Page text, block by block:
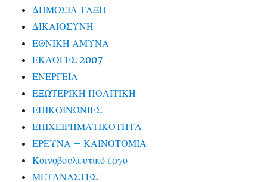
ΔΗΜΟΣΙΑ ΤΑΞΗ
ΔΙΚΑΙΟΣΥΝΗ
ΕΘΝΙΚΗ ΑΜΥΝΑ
ΕΚΛΟΓΕΣ 2007
ΕΝΕΡΓΕΙΑ
ΕΞΩΤΕΡΙΚΗ ΠΟΛΙΤΙΚΗ
ΕΠΙΚΟΙΝΩΝΙΕΣ
ΕΠΙΧΕΙΡΗΜΑΤΙΚΟΤΗΤΑ
ΕΡΕΥΝΑ – ΚΑΙΝΟΤΟΜΙΑ
Κοινοβουλευτικό έργο
ΜΕΤΑΝΑΣΤΕΣ